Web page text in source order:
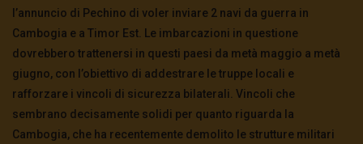
l’annuncio di Pechino di voler inviare 2 navi da guerra in
Cambogia e a Timor Est.
Le imbarcazioni in questione
dovrebbero trattenersi in questi paesi da metà maggio a metà
giugno, con l’obiettivo di addestrare le truppe locali e
rafforzare i vincoli di sicurezza bilaterali. Vincoli che
sembrano decisamente solidi per quanto riguarda la
Cambogia, che ha recentemente demolito le strutture militari